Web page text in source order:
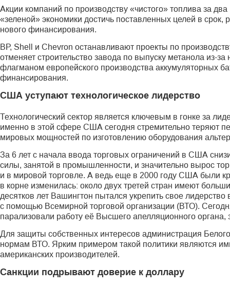
Акции компаний по производству «чистого» топлива за
«зеленой» экономики достичь поставленных целей в срок,
нового финансирования.
ВР, Shell и Chevron останавливают проекты по
отменяет строительство завода по выпуску метанола из-
флагманом европейского производства аккумуляторных
финансирования.
США уступают технологическое лидерство
Технологический сектор является ключевым в гонке за
именно в этой сфере США сегодня стремительно теряют
мировых мощностей по изготовлению оборудования
За 6 лет с начала ввода торговых ограничений в США
силы, занятой в промышленности, и значительно вырос
и в мировой торговле. А ведь еще в 2000 году США были
в корне изменилась: около двух третей стран имеют
десятков лет Вашингтон пытался укрепить свое
с помощью Всемирной торговой организации (ВТО).
парализовали работу её Высшего апелляционного органа,
Для защиты собственных интересов администрация
нормам ВТО. Ярким примером такой политики являются
американских производителей.
Санкции подрывают доверие к доллару